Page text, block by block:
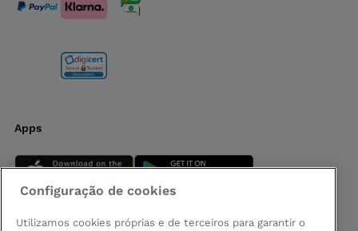
Apps
Configuração de cookies
Utilizamos cookies próprias e de terceiros para garantir o